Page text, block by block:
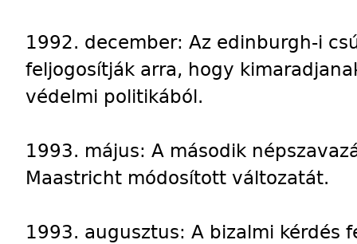
1992. december: Az edinburgh-i
feljogosítják arra, hogy
védelmi politikából.
1993. május: A második
Maastricht módosított változatát.
1993. augusztus: A bizalmi kérdés